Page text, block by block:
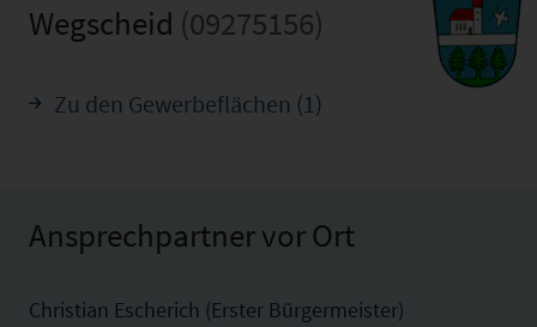
Wegscheid (09275156)
Zu den Gewerbeflächen (1)
Ansprechpartner vor Ort
Christian Escherich (Erster Bürgermeister)